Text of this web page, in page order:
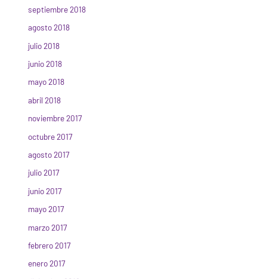
septiembre 2018
agosto 2018
julio 2018
junio 2018
mayo 2018
abril 2018
noviembre 2017
octubre 2017
agosto 2017
julio 2017
junio 2017
mayo 2017
marzo 2017
febrero 2017
enero 2017